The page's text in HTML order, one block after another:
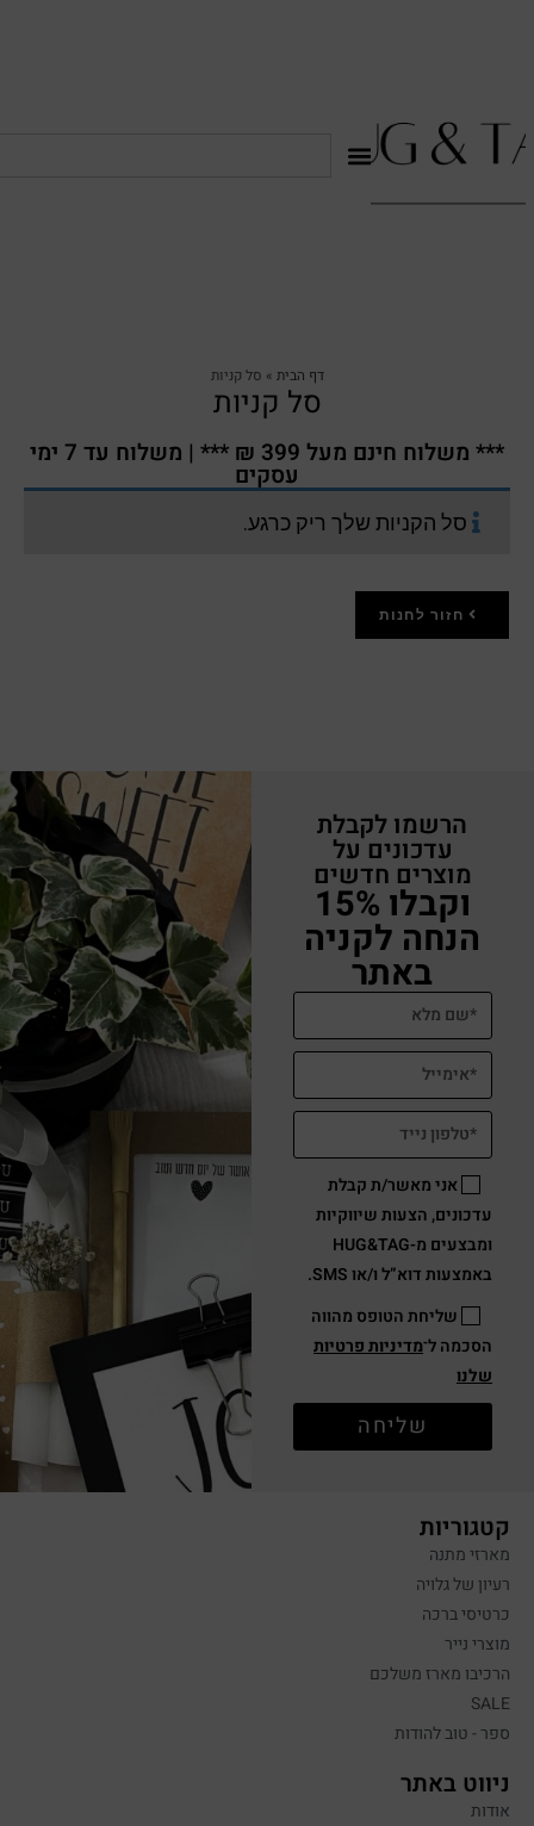
דף הבית » סל קניות
סל קניות
*** משלוח חינם מעל 399 ₪ *** | משלוח עד 7 ימי
עסקים
סל הקניות שלך ריק כרגע.
חזור לחנות
הרשמו לקבלת
עדכונים על
מוצרים חדשים
וקבלו 15%
הנחה לקניה
באתר
אני מאשר/ת קבלת
עדכונים, הצעות שיווקיות
ומבצעים מ-HUG&TAG
באמצעות דוא”ל ו/או SMS.
שליחת הטופס מהווה
הסכמה ל־מדיניות פרטיות
שלנו
שליחה
קטגוריות
מארזי מתנה
רעיון של גלויה
כרטיסי ברכה
מוצרי נייר
הרכיבו מארז משלכם
SALE
ספר - טוב להודות
ניווט באתר
אודות